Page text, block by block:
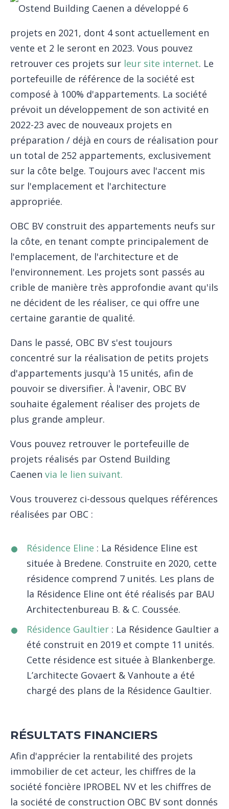
Ostend Building Caenen a développé 6
projets en 2021, dont 4 sont actuellement en
vente et 2 le seront en 2023. Vous pouvez
retrouver ces projets sur leur site internet. Le
portefeuille de référence de la société est
composé à 100% d'appartements. La société
prévoit un développement de son activité en
2022-23 avec de nouveaux projets en
préparation / déjà en cours de réalisation pour
un total de 252 appartements, exclusivement
sur la côte belge. Toujours avec l'accent mis
sur l'emplacement et l'architecture
appropriée.
OBC BV construit des appartements neufs sur
la côte, en tenant compte principalement de
l'emplacement, de l'architecture et de
l'environnement. Les projets sont passés au
crible de manière très approfondie avant qu'ils
ne décident de les réaliser, ce qui offre une
certaine garantie de qualité.
Dans le passé, OBC BV s'est toujours
concentré sur la réalisation de petits projets
d'appartements jusqu'à 15 unités, afin de
pouvoir se diversifier. À l'avenir, OBC BV
souhaite également réaliser des projets de
plus grande ampleur.
Vous pouvez retrouver le portefeuille de
projets réalisés par Ostend Building
Caenen via le lien suivant.
Vous trouverez ci-dessous quelques références
réalisées par OBC :
Résidence Eline : La Résidence Eline est
située à Bredene. Construite en 2020, cette
résidence comprend 7 unités. Les plans de
la Résidence Eline ont été réalisés par BAU
Architectenbureau B. & C. Coussée.
Résidence Gaultier : La Résidence Gaultier a
été construit en 2019 et compte 11 unités.
Cette résidence est située à Blankenberge.
L’architecte Govaert & Vanhoute a été
chargé des plans de la Résidence Gaultier.
RÉSULTATS FINANCIERS
Afin d'apprécier la rentabilité des projets
immobilier de cet acteur, les chiffres de la
société foncière IPROBEL NV et les chiffres de
la société de construction OBC BV sont donnés